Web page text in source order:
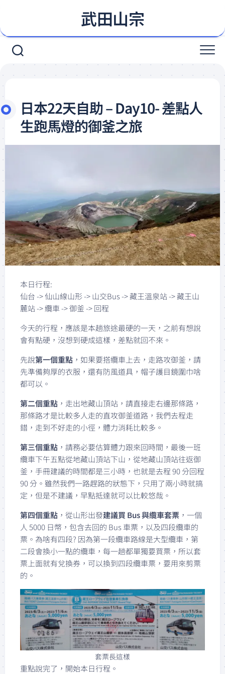
content
武田山宗
日本22天自助 – Day10- 差點人
生跑馬燈的御釜之旅
本日行程:
仙台 -> 仙山線山形 -> 山交Bus -> 藏王溫泉站 -> 藏王山
麓站 -> 纜車 -> 御釜 -> 回程
今天的行程，應該是本趟旅途最硬的一天，之前有想說
會有點硬，沒想到硬成這樣，差點就回不來。
先說第一個重點 ，如果要搭纜車上去，走路攻御釜，請
先準備夠厚的衣服，還有防風道具，帽子護目鏡圍巾啥
都可以。
第二個重點 ，走出地藏山頂站，請直接走右邊那條路，
那條路才是比較多人走的直攻御釜道路，我們去程走
錯，走到不好走的小徑，體力消耗比較多。
第三個重點 ，請務必要估算體力跟來回時間，最後一班
纜車下午五點從地藏山頂站下山，從地藏山頂站往返御
釜，手冊建議的時間都是三小時，也就是去程 90 分回程
90 分。雖然我們一路趕路的狀態下，只用了兩小時就搞
定，但是不建議，早點抵達就可以比較悠哉。
第四個重點 ，從山形出發建議買 Bus 與纜車套票 ，一個
人 5000 日幣，包含去回的 Bus 車票，以及四段纜車的
票。為啥有四段? 因為第一段纜車路線是大型纜車，第
二段會換小一點的纜車，每一趟都單獨要買票，所以套
票上面就有兌換券，可以換到四段纜車票，要用來剪票
的。
套票長這樣
重點說完了，開始本日行程。